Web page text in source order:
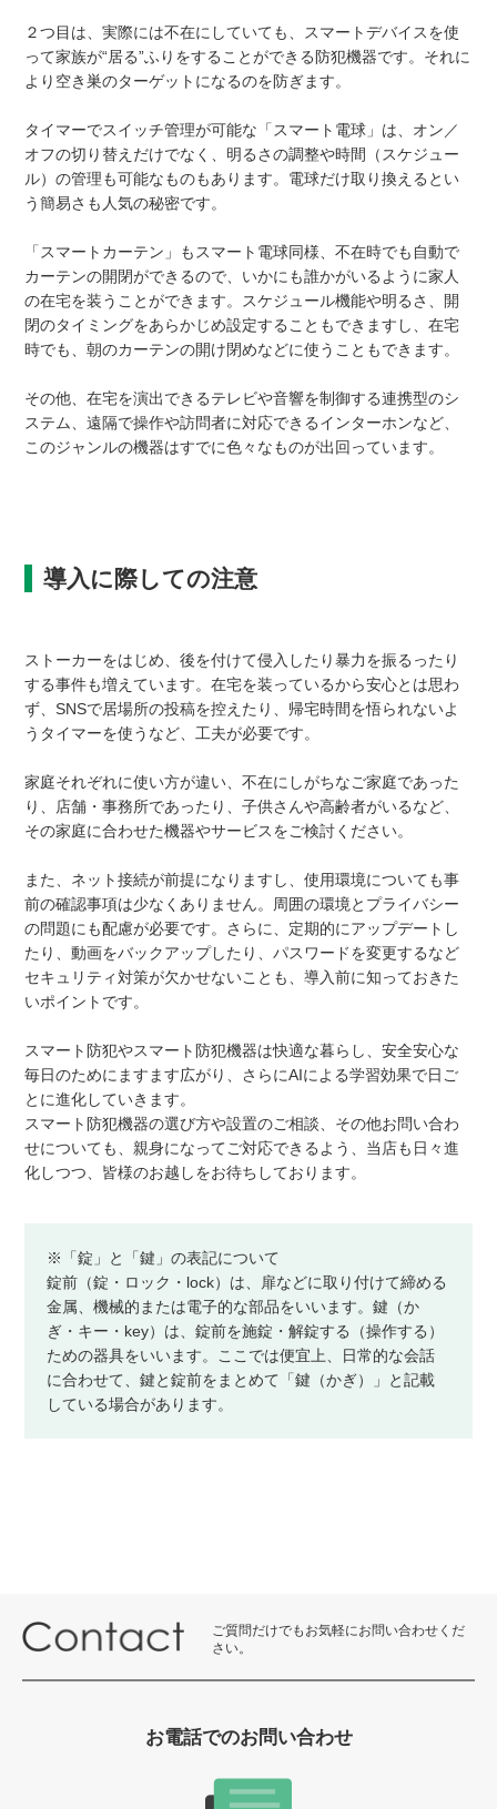
２つ目は、実際には不在にしていても、スマートデバイスを使
って家族が“居る”ふりをすることができる防犯機器です。それに
より空き巣のターゲットになるのを防ぎます。
タイマーでスイッチ管理が可能な「スマート電球」は、オン／
オフの切り替えだけでなく、明るさの調整や時間（スケジュー
ル）の管理も可能なものもあります。電球だけ取り換えるとい
う簡易さも人気の秘密です。
「スマートカーテン」もスマート電球同様、不在時でも自動で
カーテンの開閉ができるので、いかにも誰かがいるように家人
の在宅を装うことができます。スケジュール機能や明るさ、開
閉のタイミングをあらかじめ設定することもできますし、在宅
時でも、朝のカーテンの開け閉めなどに使うこともできます。
その他、在宅を演出できるテレビや音響を制御する連携型のシ
ステム、遠隔で操作や訪問者に対応できるインターホンなど、
このジャンルの機器はすでに色々なものが出回っています。
導入に際しての注意
ストーカーをはじめ、後を付けて侵入したり暴力を振るったり
する事件も増えています。在宅を装っているから安心とは思わ
ず、SNSで居場所の投稿を控えたり、帰宅時間を悟られないよ
うタイマーを使うなど、工夫が必要です。
家庭それぞれに使い方が違い、不在にしがちなご家庭であった
り、店舗・事務所であったり、子供さんや高齢者がいるなど、
その家庭に合わせた機器やサービスをご検討ください。
また、ネット接続が前提になりますし、使用環境についても事
前の確認事項は少なくありません。周囲の環境とプライバシー
の問題にも配慮が必要です。さらに、定期的にアップデートし
たり、動画をバックアップしたり、パスワードを変更するなど
セキュリティ対策が欠かせないことも、導入前に知っておきた
いポイントです。
スマート防犯やスマート防犯機器は快適な暮らし、安全安心な
毎日のためにますます広がり、さらにAIによる学習効果で日ご
とに進化していきます。
スマート防犯機器の選び方や設置のご相談、その他お問い合わ
せについても、親身になってご対応できるよう、当店も日々進
化しつつ、皆様のお越しをお待ちしております。
※「錠」と「鍵」の表記について
錠前（錠・ロック・lock）は、扉などに取り付けて締める
金属、機械的または電子的な部品をいいます。鍵（か
ぎ・キー・key）は、錠前を施錠・解錠する（操作する）
ための器具をいいます。ここでは便宜上、日常的な会話
に合わせて、鍵と錠前をまとめて「鍵（かぎ）」と記載
している場合があります。
ご質問だけでもお気軽にお問い合わせくだ
さい。
お電話でのお問い合わせ